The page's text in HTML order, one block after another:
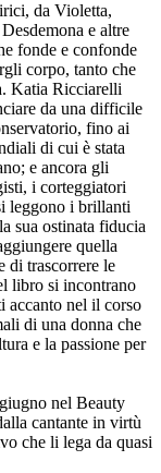
da Violetta,
e altre
fonde e confonde
corpo, tanto che
Katia Ricciarelli
da una difficile
fino ai
di cui è stata
e ancora gli
i corteggiatori
leggono i brillanti
sua ostinata fiducia
quella
di trascorrere le
libro si incontrano
accanto nel il corso
di una donna che
e la passione per
nel Beauty
cantante in virtù
che li lega da quasi